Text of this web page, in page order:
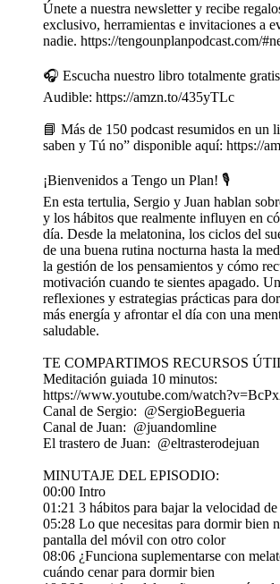
Únete a nuestra newsletter y recibe
exclusivo, herramientas e invitaciones a
nadie. https://tengounplanpodcast.com/
🎧 Escucha nuestro libro totalmente
Audible: https://amzn.to/435yTLc
📘 Más de 150 podcast resumidos en un
saben y Tú no” disponible aquí: https://
¡Bienvenidos a Tengo un Plan! 🎙️
En esta tertulia, Sergio y Juan hablan
y los hábitos que realmente influyen en
día. Desde la melatonina, los ciclos del
de una buena rutina nocturna hasta la
la gestión de los pensamientos y cómo
motivación cuando te sientes apagado.
reflexiones y estrategias prácticas para
más energía y afrontar el día con una
saludable.
TE COMPARTIMOS RECURSOS
Meditación guiada 10 minutos:
https://www.youtube.com/
Canal de Sergio: @SergioBegueria
Canal de Juan: @juandomline
El trastero de Juan: @eltrasterodejuan
MINUTAJE DEL EPISODIO:
00:00 Intro
01:21 3 hábitos para bajar la velocidad de
05:28 Lo que necesitas para dormir bien
pantalla del móvil con otro color
08:06 ¿Funciona suplementarse con
cuándo cenar para dormir bien